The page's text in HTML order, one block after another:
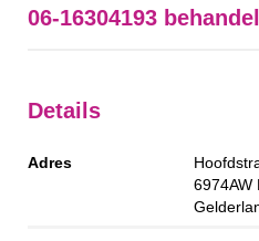
06-16304193
Details
Adres
6974AW